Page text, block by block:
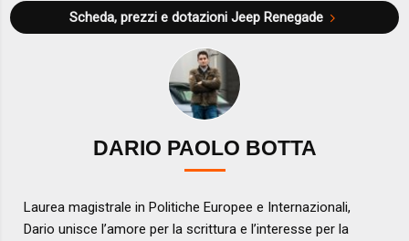
Scheda, prezzi e dotazioni Jeep Renegade
DARIO PAOLO BOTTA
Laurea magistrale in Politiche Europee e Internazionali,
Dario unisce l’amore per la scrittura e l’interesse per la